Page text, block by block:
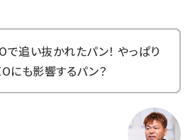
追い抜かれたパン！ やっぱり
にも影響するパン？